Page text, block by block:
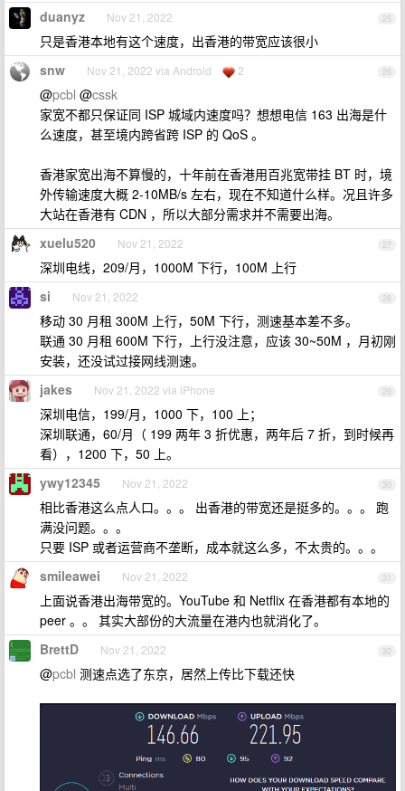
25
duanyz Nov 21, 2022
只是香港本地有这个速度，出香港的带宽应该很小
26
snw Nov 21, 2022 via Android 2
@pcbl @cssk
家宽不都只保证同 ISP 城域内速度吗？想想电信 163 出海是什
么速度，甚至境内跨省跨 ISP 的 QoS 。
香港家宽出海不算慢的，十年前在香港用百兆宽带挂 BT 时，境
外传输速度大概 2-10MB/s 左右，现在不知道什么样。况且许多
大站在香港有 CDN ，所以大部分需求并不需要出海。
27
xuelu520 Nov 21, 2022
深圳电线，209/月，1000M 下行，100M 上行
28
si Nov 21, 2022
移动 30 月租 300M 上行，50M 下行，测速基本差不多。
联通 30 月租 600M 下行，上行没注意，应该 30~50M ，月初刚
安装，还没试过接网线测速。
29
jakes Nov 21, 2022 via iPhone
深圳电信，199/月，1000 下，100 上；
深圳联通，60/月（ 199 两年 3 折优惠，两年后 7 折，到时候再
看），1200 下，50 上。
30
ywy12345 Nov 21, 2022
相比香港这么点人口。。。 出香港的带宽还是挺多的。。。 跑
满没问题。。。
只要 ISP 或者运营商不垄断，成本就这么多，不太贵的。。。
31
smileawei Nov 21, 2022
上面说香港出海带宽的。YouTube 和 Netflix 在香港都有本地的
peer 。。 其实大部份的大流量在港内也就消化了。
32
BrettD Nov 21, 2022
@pcbl 测速点选了东京，居然上传比下载还快